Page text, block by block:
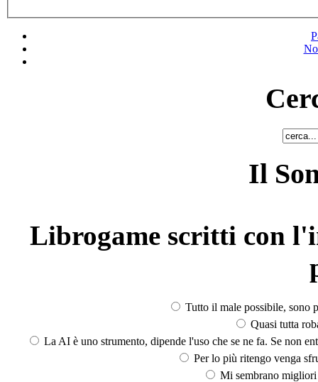
Il
Librogame scritti con
Tutto il male possibile, sono
Quasi tutta
La AI è uno strumento, dipende l'uso che se ne fa. Se non
Per lo più ritengo venga
Mi sembrano